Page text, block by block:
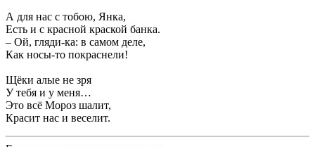
А для нас с тобою, Янка,
Есть и с красной краской банка.
– Ой, гляди-ка: в самом деле,
Как носы-то покраснели!
Щёки алые не зря
У тебя и у меня…
Это всё Мороз шалит,
Красит нас и веселит.